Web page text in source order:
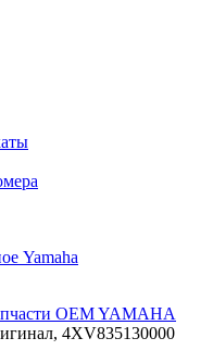
OEM YAMAHA
4XV835130000